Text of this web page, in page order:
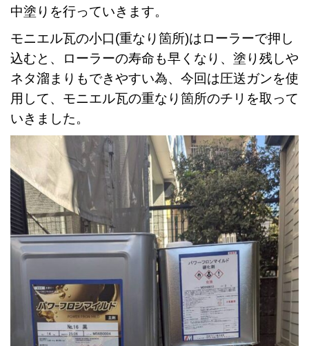
中塗りを行っていきます。
モニエル瓦の小口(重なり箇所)はローラーで押し
込むと、ローラーの寿命も早くなり、塗り残しや
ネタ溜まりもできやすい為、今回は圧送ガンを使
用して、モニエル瓦の重なり箇所のチリを取って
いきました。